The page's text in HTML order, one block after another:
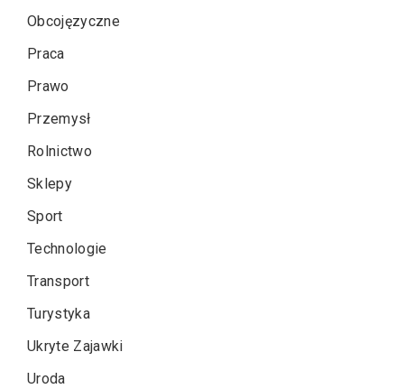
Obcojęzyczne
Praca
Prawo
Przemysł
Rolnictwo
Sklepy
Sport
Technologie
Transport
Turystyka
Ukryte Zajawki
Uroda